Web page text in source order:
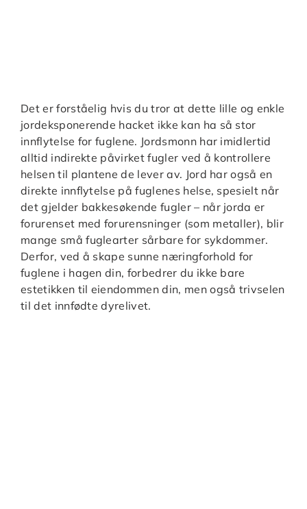
Det er forståelig hvis du tror at dette lille og enkle
jordeksponerende hacket ikke kan ha så stor
innflytelse for fuglene. Jordsmonn har imidlertid
alltid indirekte påvirket fugler ved å kontrollere
helsen til plantene de lever av. Jord har også en
direkte innflytelse på fuglenes helse, spesielt når
det gjelder bakkesøkende fugler – når jorda er
forurenset med forurensninger (som metaller), blir
mange små fuglearter sårbare for sykdommer.
Derfor, ved å skape sunne næringforhold for
fuglene i hagen din, forbedrer du ikke bare
estetikken til eiendommen din, men også trivselen
til det innfødte dyrelivet.